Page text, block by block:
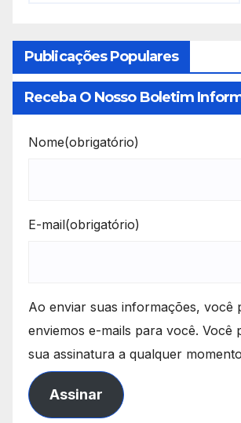
Publicações Populares
Receba O Nosso Boletim
Nome(obrigatório)
E-mail(obrigatório)
Ao enviar suas informações, você
enviemos e-mails para você. Você
sua assinatura a qualquer
Assinar